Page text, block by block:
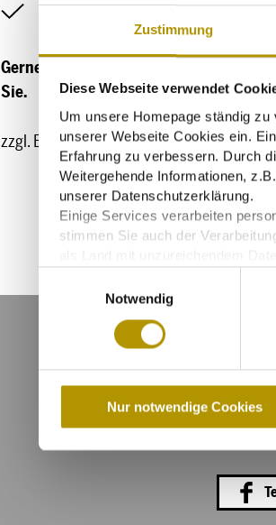
Zustimmung
Diese Webseite verwendet
Um unsere Homepage ständig
unserer Webseite Cookies ein.
Erfahrung zu verbessern. Durch
Weitergehende Informationen,
unserer Datenschutzerklärung.
Einige Services verarbeiten
stimmen Sie auch der
i
g
Notwendig
Nur notwendige Cookies
reichhaltiges Langschläfer-
Gerne können Sie die Preise über die
Sie.
zzgl. Beherbergungssteuer der Stadt